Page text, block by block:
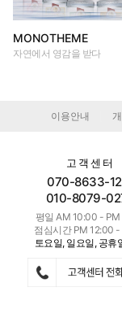
MONOTHEME
자연에서 영감을 받다
이용안내
고객센터
070-8633-
010-8079-
평일 AM 10:00 - PM
점심시간 PM 12:00
토요일, 일요일, 공휴